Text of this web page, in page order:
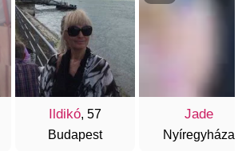
Ildikó, 57
Budapest
Jade
Nyíregyháza